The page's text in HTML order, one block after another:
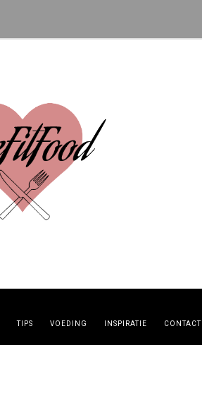
TIPS VOEDING INSPIRATIE CONTACT